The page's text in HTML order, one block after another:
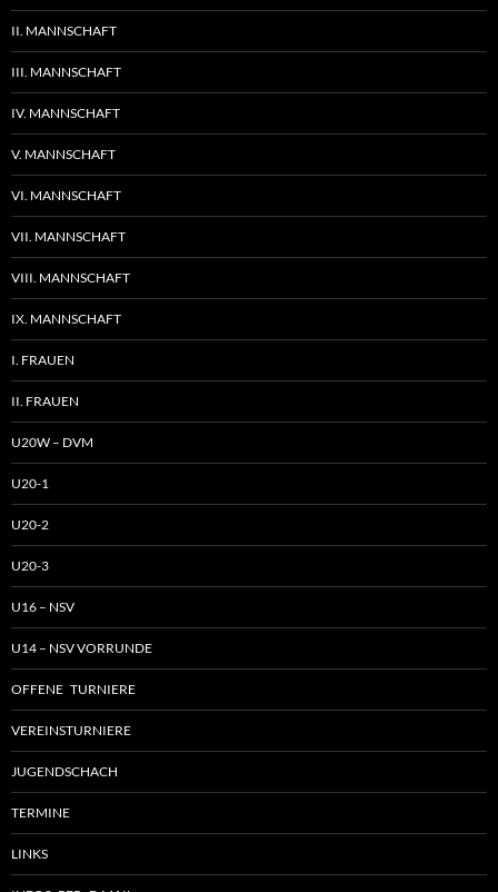
II. MANNSCHAFT
III. MANNSCHAFT
IV. MANNSCHAFT
V. MANNSCHAFT
VI. MANNSCHAFT
VII. MANNSCHAFT
VIII. MANNSCHAFT
IX. MANNSCHAFT
I. FRAUEN
II. FRAUEN
U20W – DVM
U20-1
U20-2
U20-3
U16 – NSV
U14 – NSV VORRUNDE
OFFENE TURNIERE
VEREINSTURNIERE
JUGENDSCHACH
TERMINE
LINKS